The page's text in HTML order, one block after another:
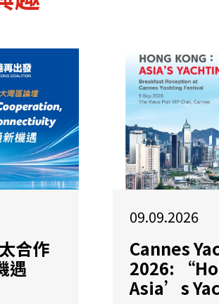
合作
遇
09.09.2026
Cannes
2026:
Asia’s